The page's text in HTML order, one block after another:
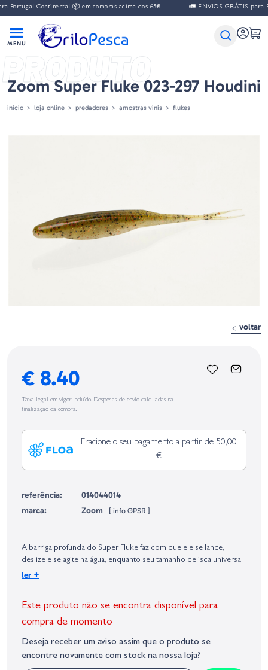
Continental 📦 em compras acima dos 65€ 🚛 ENVIOS GRÁTIS para
PRODUTO
Zoom Super Fluke 023-297 Houdini
início loja online predadores amostras vinis flukes
voltar
€ 8.40
Taxa legal em vigor incluído. Despesas de envio calculadas na
finalização da compra.
Fracione o seu pagamento a partir de 50,00
€
referência:
014044014
marca:
Zoom [ info GPSR ]
Geral sobre a Segurança dos Produtos (GPSR):
A barriga profunda do Super Fluke faz com que ele se lance,
deslize e se agite na água, enquanto seu tamanho de isca universal
permite que ele tente o bass de tamanho limite e os maiores
peso na barriga ou alguns pesos de inserção permitem que você
o use o mais fundo que for necessário.
-Tamanho = 5,25"
-Quantidade = 10 Uds/Blister
-Imitador baitfish
ler +
Este produto não se encontra disponível para
compra de momento
Deseja receber um aviso assim que o produto se
encontre novamente com stock na nossa loja?